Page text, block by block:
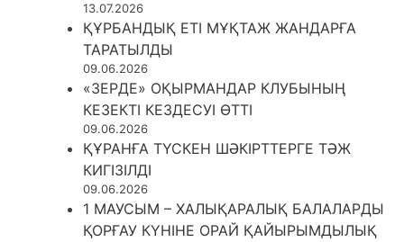
13.07.2026
ҚҰРБАНДЫҚ ЕТІ МҰҚТАЖ ЖАНДАРҒА
ТАРАТЫЛДЫ
09.06.2026
«ЗЕРДЕ» ОҚЫРМАНДАР КЛУБЫНЫҢ
КЕЗЕКТІ КЕЗДЕСУІ ӨТТІ
09.06.2026
ҚҰРАНҒА ТҮСКЕН ШӘКІРТТЕРГЕ ТӘЖ
КИГІЗІЛДІ
09.06.2026
1 МАУСЫМ – ХАЛЫҚАРАЛЫҚ БАЛАЛАРДЫ
ҚОРҒАУ КҮНІНЕ ОРАЙ ҚАЙЫРЫМДЫЛЫҚ